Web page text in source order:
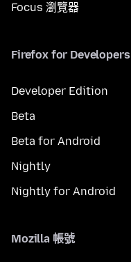
Focus 瀏覽器
Firefox for Developers
Developer Edition
Beta
Beta for Android
Nightly
Nightly for Android
Mozilla 帳號